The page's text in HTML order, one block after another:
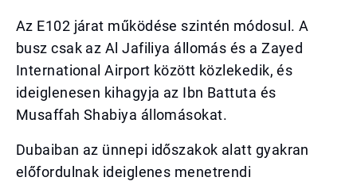
Az E102 járat működése szintén módosul. A
busz csak az Al Jafiliya állomás és a Zayed
International Airport között közlekedik, és
ideiglenesen kihagyja az Ibn Battuta és
Musaffah Shabiya állomásokat.
Dubaiban az ünnepi időszakok alatt gyakran
előfordulnak ideiglenes menetrendi